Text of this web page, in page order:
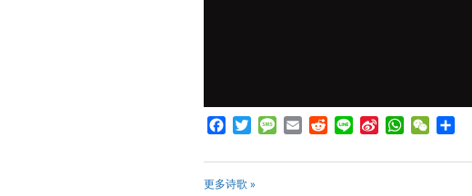
Facebook
TwitterMessageEmailRedditLine Sina WhatsApp
WeChat
更多诗歌 »